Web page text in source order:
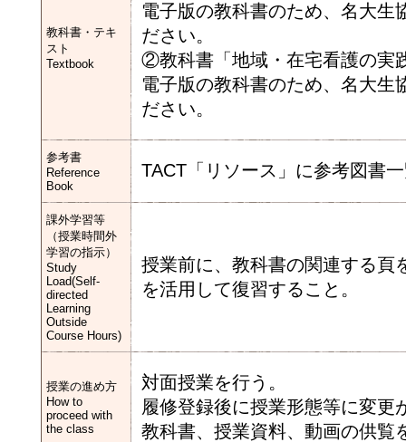
教科書・テキ
スト
Textbook
電子版の教科書のため、名大
ださい。
②教科書「地域・在宅看護の実
電子版の教科書のため、名大
ださい。
参考書
Reference
Book
TACT「リソース」に参考図書
課外学習等
（授業時間外
学習の指示）
Study
Load(Self-
directed
Learning
Outside
Course Hours)
授業前に、教科書の関連する頁
を活用して復習すること。
授業の進め方
How to
proceed with
the class
対面授業を行う。
履修登録後に授業形態等に変更
教科書、授業資料、動画の供覧